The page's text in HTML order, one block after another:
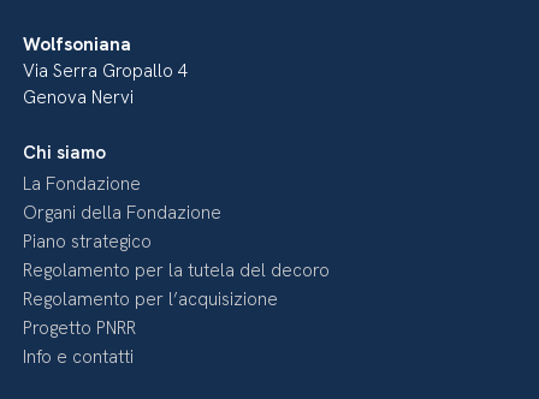
Wolfsoniana
Via Serra Gropallo 4
Genova Nervi
Chi siamo
La Fondazione
Organi della Fondazione
Piano strategico
Regolamento per la tutela del decoro
Regolamento per l’acquisizione
Progetto PNRR
Info e contatti